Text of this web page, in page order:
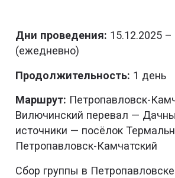
Дни проведения: 15.12.2025 –
(ежедневно)
Продолжительность: 1 день
Маршрут: Петропавловск-
Вилючинский перевал —
источники — посёлок
Петропавловск-Камчатский
Сбор группы в